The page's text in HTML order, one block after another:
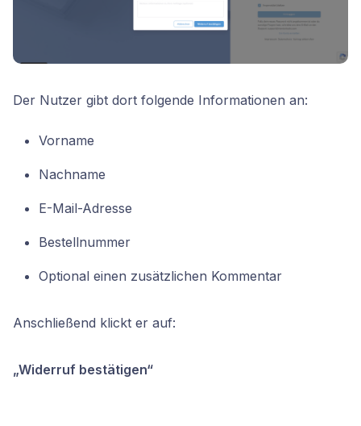
Der Nutzer gibt dort folgende Informationen an:
Vorname
Nachname
E-Mail-Adresse
Bestellnummer
Optional einen zusätzlichen Kommentar
Anschließend klickt er auf:
„Widerruf bestätigen“